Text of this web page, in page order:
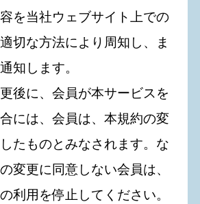
を当社ウェブサイト上での
切な方法により周知し、ま
知します。
後に、会員が本サービスを
には、会員は、本規約の変
たものとみなされます。な
変更に同意しない会員は、
利用を停止してください。